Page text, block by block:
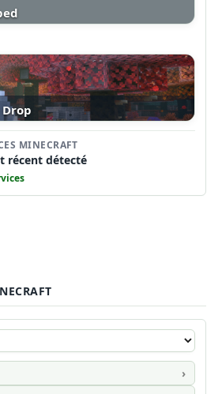
MINECRAFT
récent détecté